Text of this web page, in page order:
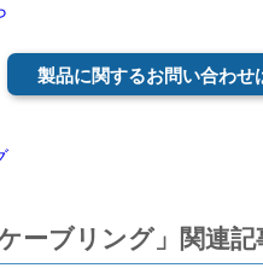
製品に関するお問い合わせ
ーブリング」関連記